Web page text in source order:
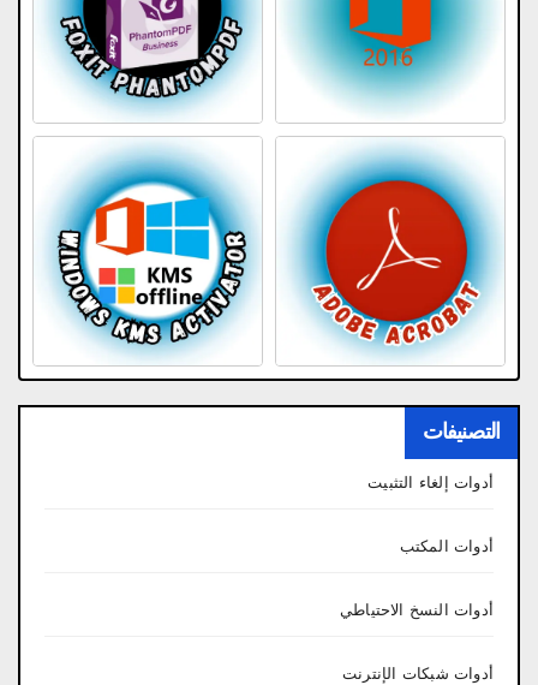
التصنيفات
أدوات إلغاء التثبيت
أدوات المكتب
أدوات النسخ الاحتياطي
أدوات شبكات الإنترنت